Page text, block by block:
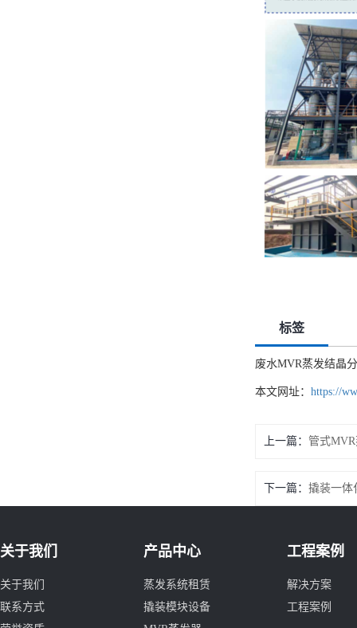
标签
废水MVR蒸发结晶
本文网址： https://
上一篇： 管式
下一篇： 撬装一体
关于我们
关于我们
联系方式
产品中心
蒸发系统租赁
撬装模块设备
工程案例
解决方案
工程案例